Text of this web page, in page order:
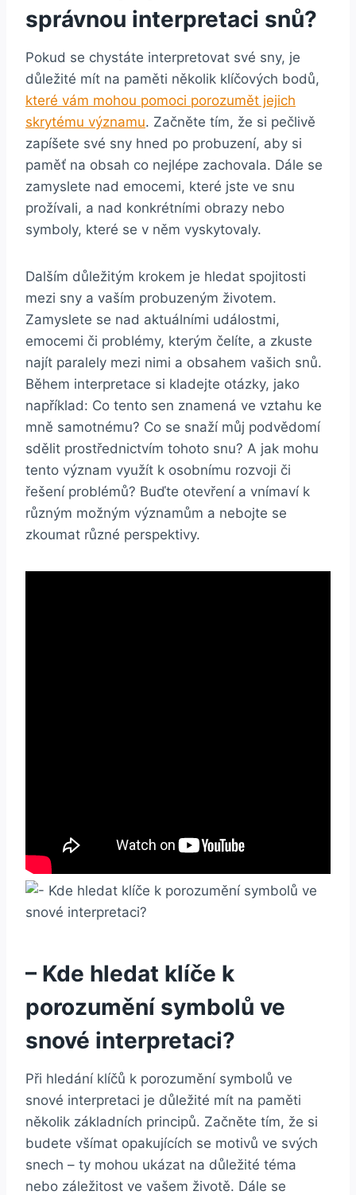
správnou interpretaci snů?
Pokud se chystáte interpretovat své sny, je
důležité mít na paměti několik klíčových bodů,
které vám mohou pomoci porozumět jejich
skrytému významu. Začněte tím, že si pečlivě
zapíšete své sny hned po probuzení, aby si
paměť na obsah co nejlépe zachovala. Dále se
zamyslete nad emocemi, které jste ve snu
prožívali, a nad konkrétními obrazy nebo
symboly, které se v něm vyskytovaly.
Dalším důležitým krokem je hledat spojitosti
mezi sny a vaším probuzeným životem.
Zamyslete se nad aktuálními událostmi,
emocemi či problémy, kterým čelíte, a zkuste
najít paralely mezi nimi a obsahem vašich snů.
Během interpretace si kladejte otázky, jako
například: Co tento sen znamená ve vztahu ke
mně samotnému? Co se snaží můj podvědomí
sdělit prostřednictvím tohoto snu? A jak mohu
tento význam využít k osobnímu rozvoji či
řešení problémů? Buďte otevření a vnímaví k
různým možným významům a nebojte se
zkoumat různé perspektivy.
– Kde hledat klíče k
porozumění symbolů ve
snové interpretaci?
Při hledání klíčů k porozumění symbolů ve
snové interpretaci je důležité mít na paměti
několik základních principů. Začněte tím, že si
budete všímat opakujících se motivů ve svých
snech – ty mohou ukázat na důležité téma
nebo záležitost ve vašem životě. Dále se